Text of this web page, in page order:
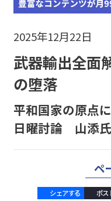
2025年12月22日
武器輸出全
の堕落
平和国家の原点
日曜討論 山添
ペ
シェアする ポス